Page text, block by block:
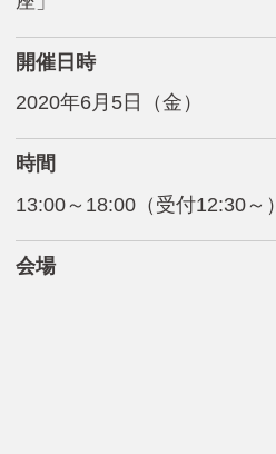
開催日時
2020年6月5日（金）
時間
13:00～18:00（受付12:30～）
会場